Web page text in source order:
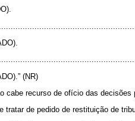
(NR)
cabe recurso de ofício das
tratar de pedido de restituição de